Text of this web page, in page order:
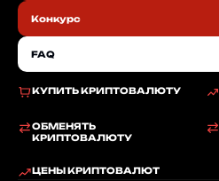
КУПИТЬ КРИПТОВАЛЮТУ
ОБМЕНЯТЬ
КРИПТОВАЛЮТУ
ЦЕНЫ КРИПТОВАЛЮТ
Конкурс
FAQ